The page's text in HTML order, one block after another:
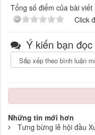
Tổng số điểm của bài
Click
Ý kiến bạn đọc
Những tin mới hơn
Tưng bừng lễ hội đầu